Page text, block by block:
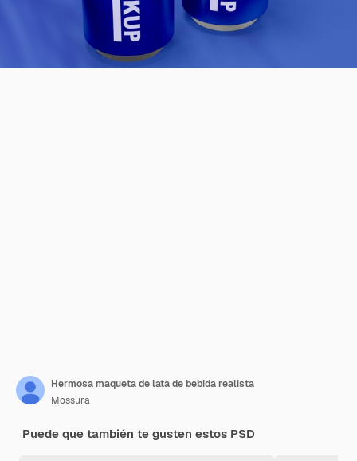
Hermosa maqueta de lata de bebida realista
Mossura
Puede que también te gusten estos PSD